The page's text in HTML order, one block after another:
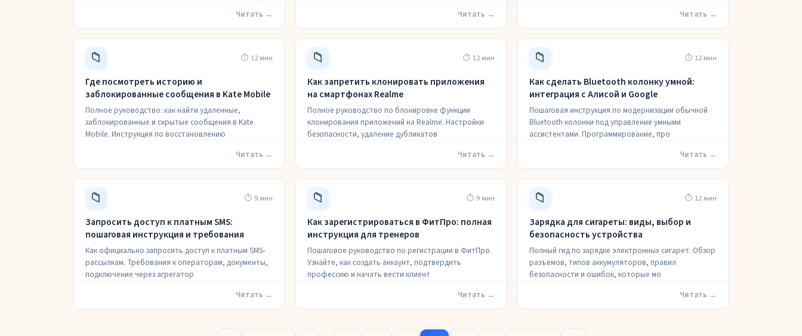
Читать → Читать → Читать →
📁 ⏱ 12 мин
Где посмотреть историю и
заблокированные сообщения в Kate Mobile
Полное руководство: как найти удаленные,
заблокированные и скрытые сообщения в Kate
Mobile. Инструкция по восстановлению
Читать →
📁 ⏱ 12 мин
Как запретить клонировать приложения
на смартфонах Realme
Полное руководство по блокировке функции
клонирования приложений на Realme. Настройки
безопасности, удаление дубликатов
Читать →
📁 ⏱ 12 мин
Как сделать Bluetooth колонку умной:
интеграция с Алисой и Google
Пошаговая инструкция по модернизации обычной
Bluetooth колонки под управление умными
ассистентами. Программирование, про
Читать →
📁 ⏱ 9 мин
Запросить доступ к платным SMS:
пошаговая инструкция и требования
Как официально запросить доступ к платным SMS-
рассылкам. Требования к операторам, документы,
подключение через агрегатор
Читать →
📁 ⏱ 9 мин
Как зарегистрироваться в ФитПро: полная
инструкция для тренеров
Пошаговое руководство по регистрации в ФитПро.
Узнайте, как создать аккаунт, подтвердить
профессию и начать вести клиент
Читать →
📁 ⏱ 12 мин
Зарядка для сигареты: виды, выбор и
безопасность устройства
Полный гид по зарядке электронных сигарет. Обзор
разъемов, типов аккумуляторов, правил
безопасности и ошибок, которые мо
Читать →